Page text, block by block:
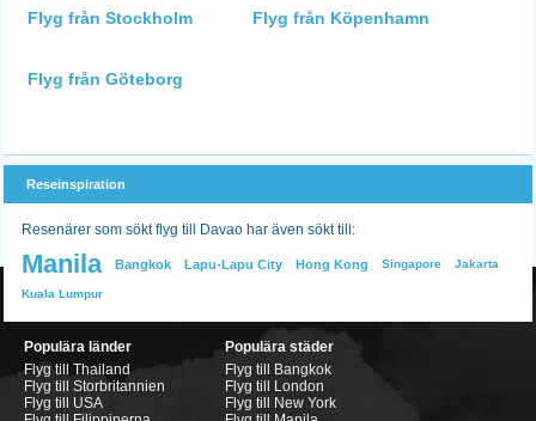
Flyg från Stockholm Flyg från Köpenhamn
Flyg från Göteborg
Reseinspiration
Resenärer som sökt flyg till Davao har även sökt till:
Manila Bangkok Lapu-Lapu City Hong Kong Singapore Jakarta
Kuala Lumpur
Populära länder
Flyg till Thailand
Flyg till Storbritannien
Flyg till USA
Populära städer
Flyg till Bangkok
Flyg till London
Flyg till New York